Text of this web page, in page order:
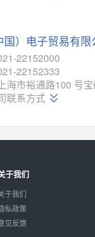
(东芝-Toshiba)
相似度 50%
(瑞萨-Renesas)
相似度 49%
相似度 49%
相似度 46%
(亚德诺-ADI)
相似度 46%
国）电子贸易有限
22152000
22152333
海市裕通路100 号
联系方式
于我们
于我们
私政策
见反馈